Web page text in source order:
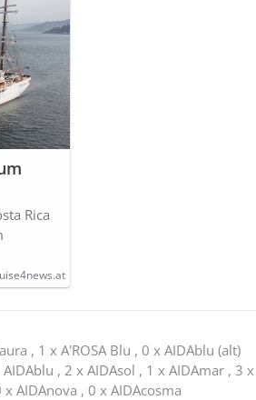
Rica
, 1 x A'ROSA Blu , 0 x AIDAblu (alt)
, 2 x AIDAsol , 1 x AIDAmar , 3
AIDAnova , 0 x AIDAcosma